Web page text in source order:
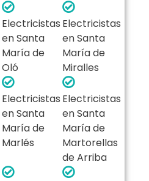
Electricistas
en Santa
María de
Oló
Electricistas
en Santa
María de
Miralles
Electricistas
en Santa
María de
Marlés
Electricistas
en Santa
María de
Martorellas
de Arriba